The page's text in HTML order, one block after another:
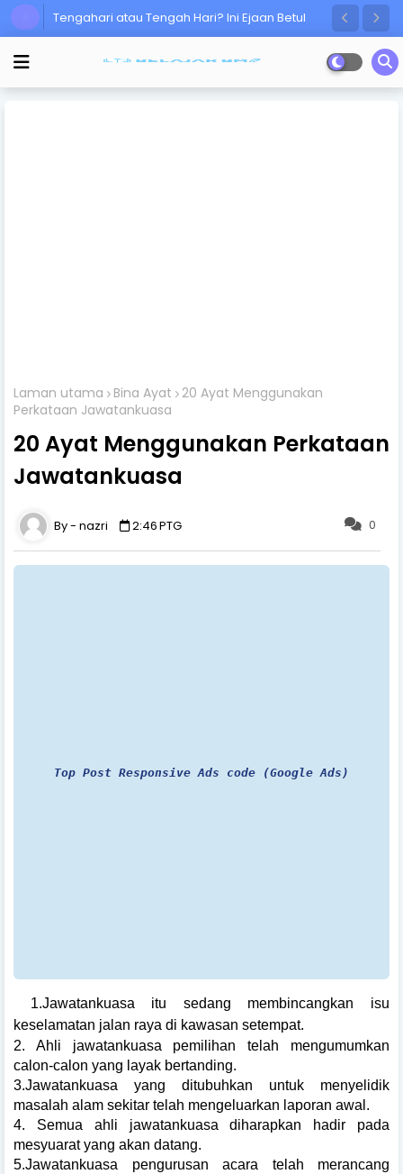
Tengahari atau Tengah Hari? Ini Ejaan Betul
Laman utama Bina Ayat
20 Ayat Menggunakan
Perkataan Jawatankuasa
20 Ayat Menggunakan Perkataan
Jawatankuasa
0
nazri 2:46 PTG
Top Post Responsive Ads code (Google Ads)
1.Jawatankuasa itu sedang membincangkan isu
keselamatan jalan raya di kawasan setempat.
2. Ahli jawatankuasa pemilihan telah mengumumkan
calon-calon yang layak bertanding.
3.Jawatankuasa yang ditubuhkan untuk menyelidik
masalah alam sekitar telah mengeluarkan laporan awal.
4. Semua ahli jawatankuasa diharapkan hadir pada
mesyuarat yang akan datang.
5.Jawatankuasa pengurusan acara telah merancang